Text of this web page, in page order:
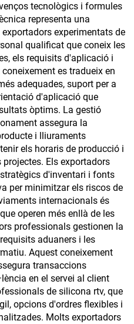
tecnològics i formules
representa una
experimentats de
qualificat que coneix les
els requisits d'aplicació i
es tradueix en
adequades, suport per a
d'aplicació que
òptims. La gestió
assegura la
i lliuraments
els horaris de producció i
Els exportadors
d'inventari i fonts
per minimitzar els riscos de
internacionals és
operen més enllà de les
professionals gestionen la
aduaners i les
Aquest coneixement
transaccions
en el servei al client
de silicona rtv, que
opcions d'ordres flexibles i
Molts exportadors